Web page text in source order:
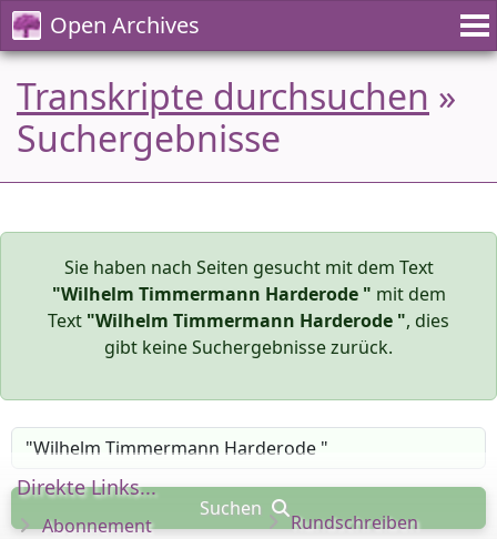
Open Archives
Transkripte durchsuchen »
Suchergebnisse
Sie haben nach Seiten gesucht mit dem Text
"Wilhelm Timmermann Harderode " mit dem
Text "Wilhelm Timmermann Harderode ", dies
gibt keine Suchergebnisse zurück.
Suchen
Direkte Links...
Abonnement
Rundschreiben